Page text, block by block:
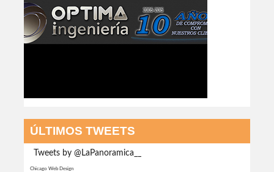
ÚLTIMOS TWEETS
Tweets by @LaPanoramica__
Chicago Web Design